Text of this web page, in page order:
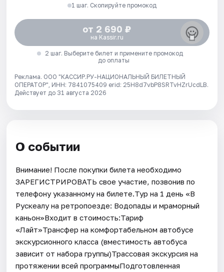
1 шаг. Скопируйте промокод
от 2 690 ₽
на Kassir.ru
2 шаг. Выберите билет и примените промокод
до оплаты
Реклама. ООО "КАССИР.РУ-НАЦИОНАЛЬНЫЙ БИЛЕТНЫЙ
ОПЕРАТОР", ИНН: 7841075409 erid: 25H8d7vbP8SRTvHZrUcdLB.
Действует до 31 августа 2026
О событии
Внимание! После покупки билета необходимо
ЗАРЕГИСТРИРОВАТЬ свое участие, позвонив по
телефону указанному на билете.Тур на 1 день «В
Рускеалу на ретропоезде: Водопады и мраморный
каньон»Входит в стоимость:Тариф
«Лайт»Трансфер на комфортабельном автобусе
экскурсионного класса (вместимость автобуса
зависит от набора группы)Трассовая экскурсия на
протяжении всей программыПодготовленная